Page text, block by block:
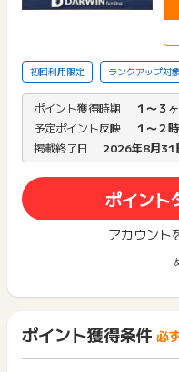
初回利用限定 ランクアップ対象
ポイント獲得時期
１〜３
予定ポイント反映
１〜２
掲載終了日
2026年8月31
ポイント
アカウント
ポイント獲得条件 必